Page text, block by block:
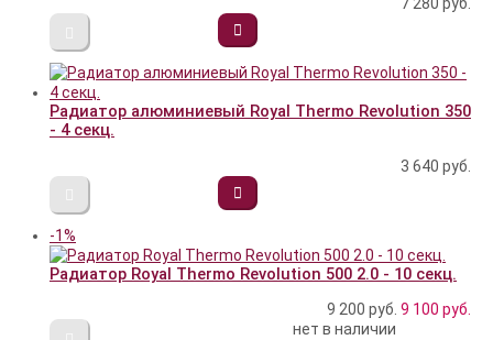
7 280 руб.
Радиатор алюминиевый Royal Thermo Revolution 350
- 4 секц.
3 640 руб.
-1%
Радиатор Royal Thermo Revolution 500 2.0 - 10 секц.
9 200 руб. 9 100 руб.
нет в наличии